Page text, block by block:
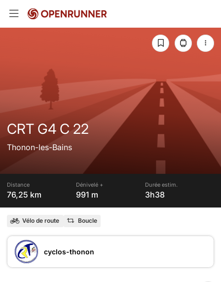
CRT G4 C 22
Thonon-les-Bains
Distance
76,25 km
Dénivelé +
991 m
Durée estim.
3h38
Vélo de route Boucle
cyclos-thonon